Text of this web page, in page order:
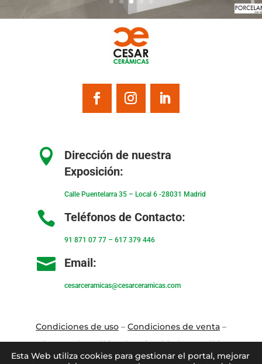

Dirección de nuestra
Exposición:
Calle Puentelarra 35 – Local 6 -28031 Madrid
 Teléfonos de Contacto:
91 871 07 77– 617 379 446
 Email:
cesarceramicas@cesarceramicas.com
Condiciones de uso– Condiciones de venta–
Aviso Legal–Política de privacidad –Política
de cookies
Esta Web utiliza cookies para gestionar el portal, mejorar